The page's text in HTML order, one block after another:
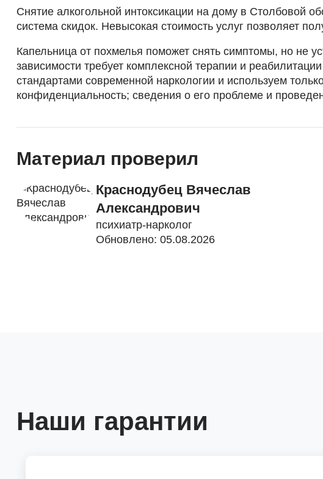
Снятие алкогольной интоксикации на дому в Столбовой
система скидок. Невысокая стоимость услуг позволяет
Капельница от похмелья поможет снять симптомы, но не
зависимости требует комплексной терапии и
стандартами современной наркологии и используем
конфиденциальность; сведения о его проблеме и
Материал проверил
Краснодубец Вячеслав
Александрович
психиатр-нарколог
Обновлено: 05.08.2026
Наши гарантии